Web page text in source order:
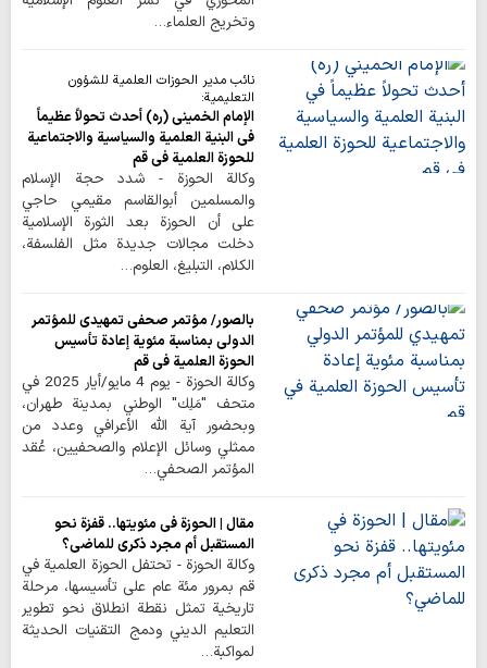
وتخريج العلماء…
نائب مدير الحوزات العلمية للشؤون
التعليمية:
الإمام الخميني (ره) أحدث تحولاً عظيماً
في البنية العلمية والسياسية والاجتماعية
للحوزة العلمية في قم
وكالة الحوزة - شدد حجة الإسلام
والمسلمين أبوالقاسم مقيمي حاجي
على أن الحوزة بعد الثورة الإسلامية
دخلت مجالات جديدة مثل الفلسفة،
الكلام، التبليغ، العلوم…
بالصور/ مؤتمر صحفي تمهيدي للمؤتمر
الدولي بمناسبة مئوية إعادة تأسيس
الحوزة العلمية في قم
وكالة الحوزة - يوم 4 مايو/أيار 2025 في
متحف "مَلِك" الوطني بمدينة طهران،
وبحضور آية الله الأعرافي وعدد من
ممثلي وسائل الإعلام والصحفيين، عُقد
المؤتمر الصحفي…
مقال | الحوزة في مئويتها.. قفزة نحو
المستقبل أم مجرد ذكرى للماضي؟
وكالة الحوزة - تحتفل الحوزة العلمية في
قم بمرور مئة عام على تأسيسها، مرحلة
تاريخية تمثل نقطة انطلاق نحو تطوير
التعليم الديني ودمج التقنيات الحديثة
لمواكبة…